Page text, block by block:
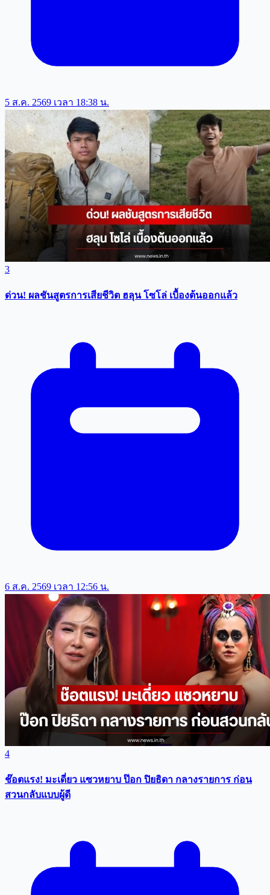
5 ส.ค. 2569 เวลา 18:38 น.
3
ด่วน! ผลชันสูตรการเสียชีวิต ฮลุน โซโล่ เบื้องต้นออกแล้ว
6 ส.ค. 2569 เวลา 12:56 น.
4
ช๊อตแรง! มะเดี่ยว แซวหยาบ ป๊อก ปิยธิดา กลางรายการ ก่อน
สวนกลับแบบผู้ดี